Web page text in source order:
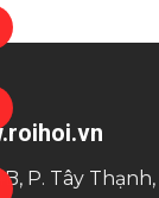
P. Tây Thạnh,